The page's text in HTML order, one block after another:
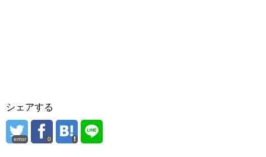
シェアする
error 0